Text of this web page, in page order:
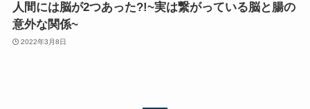
人間には脳が2つあった?!~実は繋がっている脳と腸の
意外な関係~
2022年3月8日